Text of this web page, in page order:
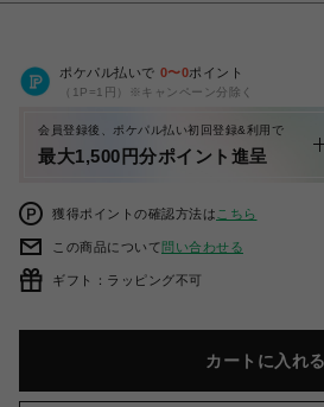
ポケパル払いで 0〜0ポイント
（1P=1円）※キャンペーン分除く
会員登録後、ポケパル払い初回登録&利用で
最大1,500円分ポイント進呈
獲得ポイントの確認方法は こちら
この商品について問い合わせる
ギフト：ラッピング不可
カートに入れる